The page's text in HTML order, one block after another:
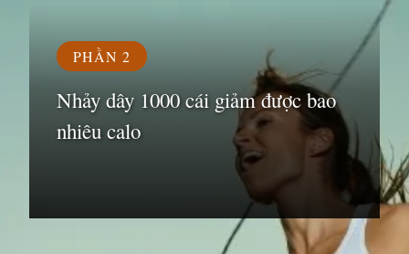
PHẦN 2
Nhảy dây 1000 cái giảm được bao
nhiêu calo